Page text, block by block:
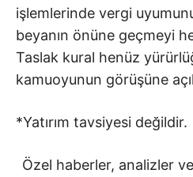
işlemlerinde vergi
beyanın önüne geçmeyi
Taslak kural henüz
kamuoyunun görüşüne
*Yatırım tavsiyesi değildir.
Özel haberler, analizler